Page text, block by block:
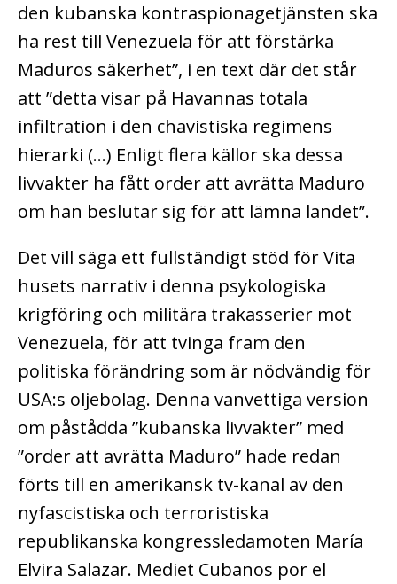
den kubanska kontraspionagetjänsten ska
ha rest till Venezuela för att förstärka
Maduros säkerhet”, i en text där det står
att ”detta visar på Havannas totala
infiltration i den chavistiska regimens
hierarki (…) Enligt flera källor ska dessa
livvakter ha fått order att avrätta Maduro
om han beslutar sig för att lämna landet”.
Det vill säga ett fullständigt stöd för Vita
husets narrativ i denna psykologiska
krigföring och militära trakasserier mot
Venezuela, för att tvinga fram den
politiska förändring som är nödvändig för
USA:s oljebolag. Denna vanvettiga version
om påstådda ”kubanska livvakter” med
”order att avrätta Maduro” hade redan
förts till en amerikansk tv-kanal av den
nyfascistiska och terroristiska
republikanska kongressledamoten María
Elvira Salazar. Mediet Cubanos por el